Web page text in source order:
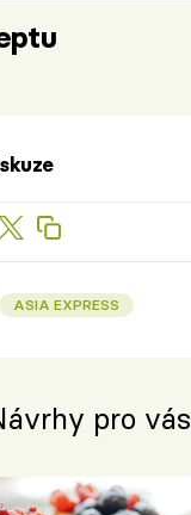
ASIA EXPRESS
pro vás